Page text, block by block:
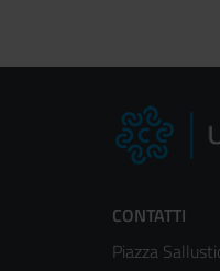
CONTATTI
Piazza